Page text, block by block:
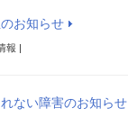
お知らせ
報 |
ない障害のお知らせ